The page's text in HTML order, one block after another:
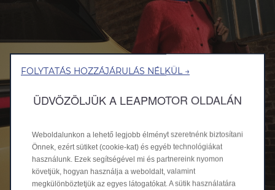
FOLYTATÁS HOZZÁJÁRULÁS NÉLKÜL →
ÜDVÖZÖLJÜK A LEAPMOTOR OLDALÁN
Weboldalunkon a lehető legjobb élményt szeretnénk biztosítani
Önnek, ezért sütiket (cookie-kat) és egyéb technológiákat
használunk. Ezek segítségével mi és partnereink nyomon
követjük, hogyan használja a weboldalt, valamint
megkülönböztetjük az egyes látogatókat. A sütik használatára